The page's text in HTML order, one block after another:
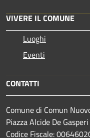
VIVERE IL COMUNE
Luoghi
Eventi
CONTATTI
Comune di Comun
Piazza Alcide De
Codice Fiscale: